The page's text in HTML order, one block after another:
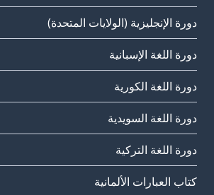
دورة الإنجليزية (الولايات المتحدة)
دورة اللغة الإسبانية
دورة اللغة الكورية
دورة اللغة السويدية
دورة اللغة التركية
كتاب العبارات الألمانية